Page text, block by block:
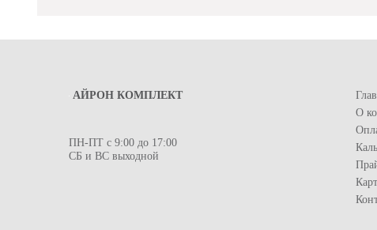
АЙРОН КОМПЛЕКТ
ПН-ПТ с 9:00 до 17:00
СБ и ВС выходной
О